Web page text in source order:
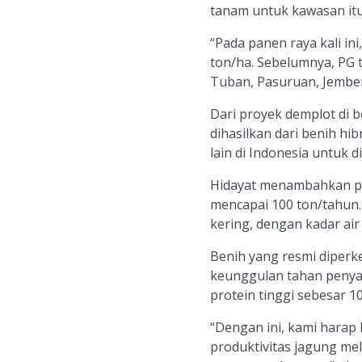
tanam untuk kawasan
“Pada panen raya kali
ton/ha. Sebelumnya,
Tuban, Pasuruan,
Dari proyek demplot di
dihasilkan dari benih
lain di Indonesia untuk
Hidayat menambahkan
mencapai 100 ton/
kering, dengan kadar air
Benih yang resmi
keunggulan tahan
protein tinggi sebesar
“Dengan ini, kami
produktivitas jagung